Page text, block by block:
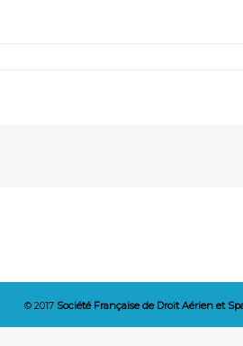
© 2017 Société Française de Droit Aérien et